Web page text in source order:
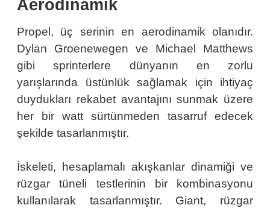
Aerodinamik
Propel, üç serinin en aerodinamik olanıdır.
Dylan Groenewegen ve Michael Matthews
gibi sprinterlere dünyanın en zorlu
yarışlarında üstünlük sağlamak için ihtiyaç
duydukları rekabet avantajını sunmak üzere
her bir watt sürtünmeden tasarruf edecek
şekilde tasarlanmıştır.
İskeleti, hesaplamalı akışkanlar dinamiği ve
rüzgar tüneli testlerinin bir kombinasyonu
kullanılarak tasarlanmıştır. Giant, rüzgar